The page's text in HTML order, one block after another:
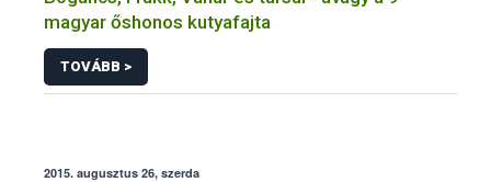
magyar őshonos kutyafajta
TOVÁBB >
2015. augusztus 26, szerda